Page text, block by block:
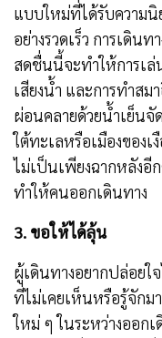
แบบใหม่ที่ได้รับความ
อย่างรวดเร็ว การเดิน
สดชื่นนี้จะทำให้การเล่
เสียงน้ำ และการทำสม
ผ่อนคลายด้วยน้ำเย็นจั
ใต้ทะเลหรือเมืองของเ
ไม่เป็นเพียงฉากหลัง
ทำให้คนออกเดินทาง
3. ขอให้ได้ลุ้น
ผู้เดินทางอยากปล่อยใ
ที่ไม่เคยเห็นหรือรู้จักม
ใหม่ ๆ ในระหว่างออก